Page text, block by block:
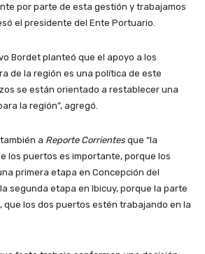
por parte de esta gestión y trabajamos
el presidente del Ente Portuario.
Bordet planteó que el apoyo a los
de la región es una política de este
se están orientado a restablecer una
la región”, agregó.
a Reporte Corrientes que “la
los puertos es importante, porque los
primera etapa en Concepción del
segunda etapa en Ibicuy, porque la parte
que los dos puertos estén trabajando en la